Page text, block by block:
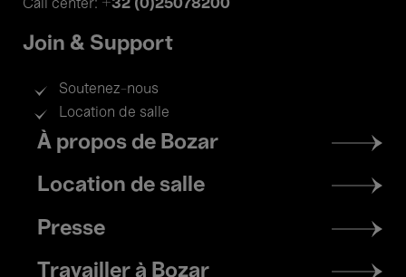
Call center: +32 (0)25078200
Join & Support
Soutenez-nous
Location de salle
Footer
menu
À propos de Bozar
Location de salle
Presse
Travailler à Bozar